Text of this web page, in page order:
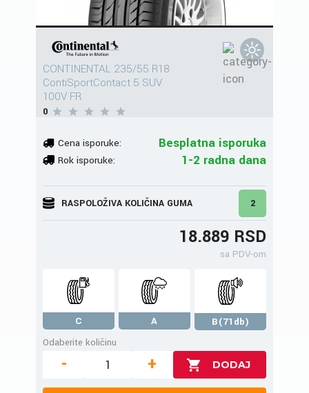
CONTINENTAL 235/55 R18
ContiSportContact 5 SUV
100V FR
0
Cena isporuke: Besplatna isporuka
Rok isporuke: 1-2 radna dana
RASPOLOŽIVA KOLIČINA GUMA 2
18.889 RSD
sa PDV-om
C A
B(71db)
Odaberite količinu
- +